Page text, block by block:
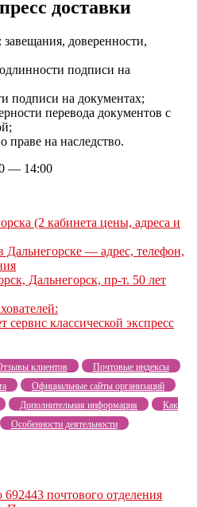
доставки
завещания, доверенности,
подписи на
подписи на документах;
перевода документов с
праве на наследство.
— 14:00
(2 кабинета цены, адреса и
— адрес, телефон,
Дальнегорск, пр-т. 50 лет
сервис классической экспресс
клиентов
Почтовые индексы
Официальные сайты организаций
Дополнительная информация
Как
Особенности деятельности
почтового отделения